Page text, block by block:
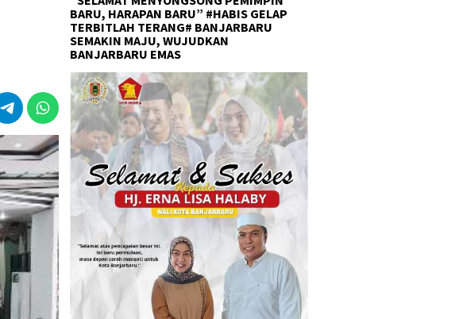
BARU, HARAPAN BARU” #HABIS GELAP
TERBITLAH TERANG# BANJARBARU
SEMAKIN MAJU, WUJUDKAN
BANJARBARU EMAS